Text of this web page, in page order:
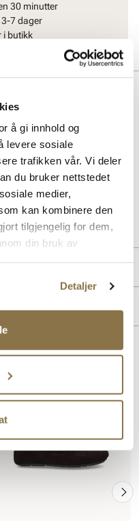
å gi innhold og
levere sosiale
trafikken vår. Vi deler
du bruker nettstedet
medier,
kan kombinere den
tilgjengelig for dem,
din bruk av
Detaljer
30 minutter
7 dager
i butikk
med ekstra fokus på kvalitet
i overdel, fôr,
dette. Alt er av topp